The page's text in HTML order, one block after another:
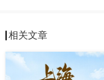
相关文章